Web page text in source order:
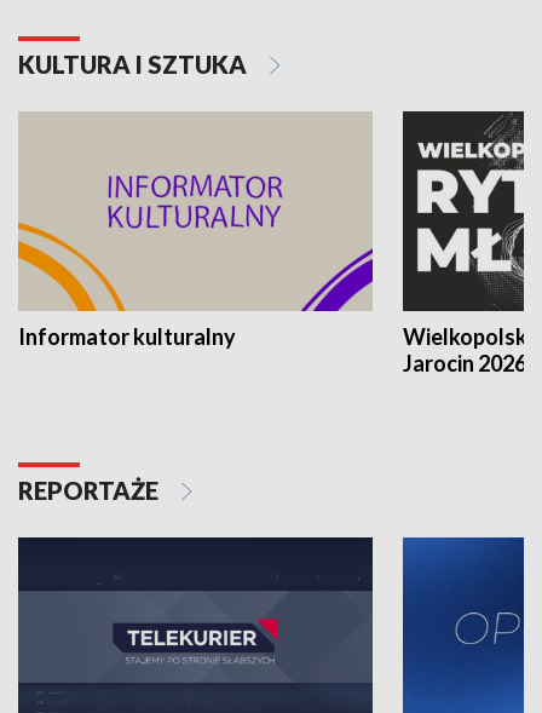
KULTURA I SZTUKA
Informator kulturalny
Jarocin 2026
REPORTAŻE